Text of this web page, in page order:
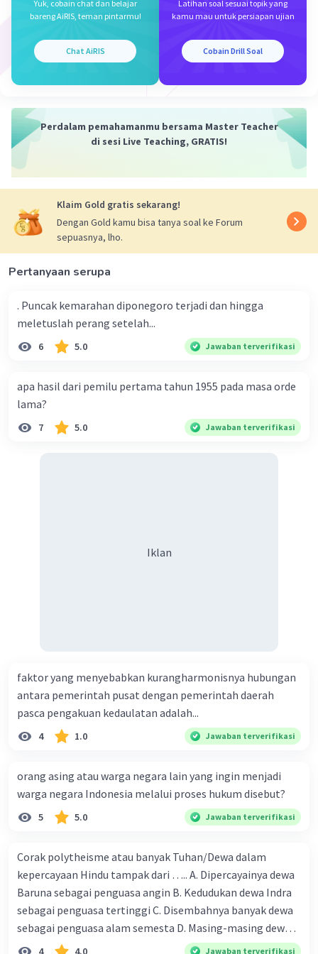
Beri Rating·0.0(0 Balas
Yuk, cobain chat dan belajar
bareng AiRIS, teman pintarmu!
Chat AiRIS
Latihan soal sesuai topik yang
kamu mau untuk persiapan ujian
Cobain Drill Soal
Perdalam pemahamanmu bersama Master Teacher
di sesi Live Teaching, GRATIS!
Klaim Gold gratis sekarang!
Dengan Gold kamu bisa tanya soal ke Forum
sepuasnya, lho.
Pertanyaan serupa
. Puncak kemarahan diponegoro terjadi dan hingga
meletuslah perang setelah...
6 5.0 Jawaban terverifikasi
apa hasil dari pemilu pertama tahun 1955 pada masa orde
lama?
7 5.0 Jawaban terverifikasi
Iklan
faktor yang menyebabkan kurangharmonisnya hubungan
antara pemerintah pusat dengan pemerintah daerah
pasca pengakuan kedaulatan adalah...
4 1.0 Jawaban terverifikasi
orang asing atau warga negara lain yang ingin menjadi
warga negara Indonesia melalui proses hukum disebut?
5 5.0 Jawaban terverifikasi
Corak polytheisme atau banyak Tuhan/Dewa dalam
kepercayaan Hindu tampak dari ….. A. Dipercayainya dewa
Baruna sebagai penguasa angin B. Kedudukan dewa Indra
sebagai penguasa tertinggi C. Disembahnya banyak dewa
sebagai penguasa alam semesta D. Masing-masing dewa
mewakili kekuatan alam.
4 4.0 Jawaban terverifikasi